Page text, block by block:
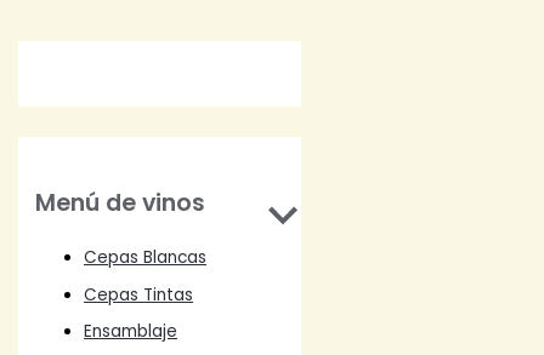
Menú de vinos
Cepas Blancas
Cepas Tintas
Ensamblaje